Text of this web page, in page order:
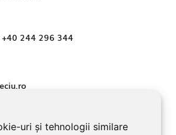
uri și tehnologii similare
+40 244 296 344